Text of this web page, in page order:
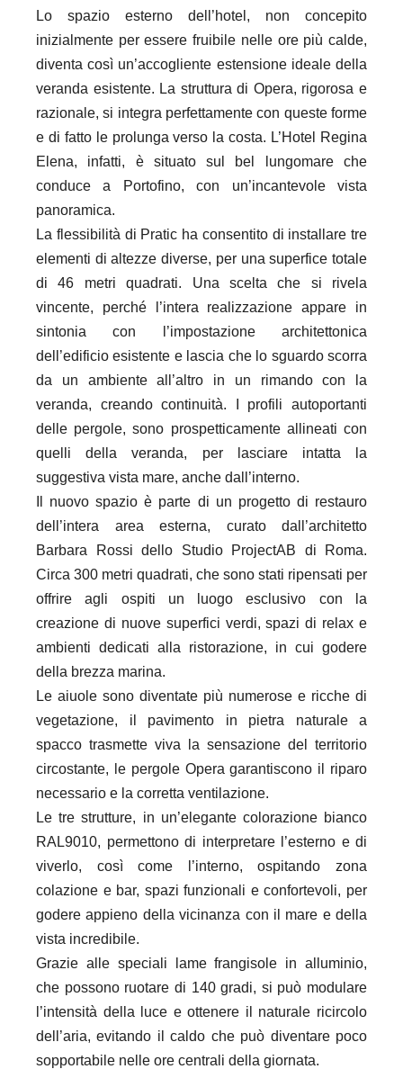
Lo spazio esterno dell’hotel, non concepito
inizialmente per essere fruibile nelle ore più calde,
diventa così un’accogliente estensione ideale della
veranda esistente. La struttura di Opera, rigorosa e
razionale, si integra perfettamente con queste forme
e di fatto le prolunga verso la costa. L’Hotel Regina
Elena, infatti, è situato sul bel lungomare che
conduce a Portofino, con un’incantevole vista
panoramica.
La flessibilità di Pratic ha consentito di installare tre
elementi di altezze diverse, per una superfice totale
di 46 metri quadrati. Una scelta che si rivela
vincente, perché l’intera realizzazione appare in
sintonia con l’impostazione architettonica
dell’edificio esistente e lascia che lo sguardo scorra
da un ambiente all’altro in un rimando con la
veranda, creando continuità. I profili autoportanti
delle pergole, sono prospetticamente allineati con
quelli della veranda, per lasciare intatta la
suggestiva vista mare, anche dall’interno.
Il nuovo spazio è parte di un progetto di restauro
dell’intera area esterna, curato dall’architetto
Barbara Rossi dello Studio ProjectAB di Roma.
Circa 300 metri quadrati, che sono stati ripensati per
offrire agli ospiti un luogo esclusivo con la
creazione di nuove superfici verdi, spazi di relax e
ambienti dedicati alla ristorazione, in cui godere
della brezza marina.
Le aiuole sono diventate più numerose e ricche di
vegetazione, il pavimento in pietra naturale a
spacco trasmette viva la sensazione del territorio
circostante, le pergole Opera garantiscono il riparo
necessario e la corretta ventilazione.
Le tre strutture, in un’elegante colorazione bianco
RAL9010, permettono di interpretare l’esterno e di
viverlo, così come l’interno, ospitando zona
colazione e bar, spazi funzionali e confortevoli, per
godere appieno della vicinanza con il mare e della
vista incredibile.
Grazie alle speciali lame frangisole in alluminio,
che possono ruotare di 140 gradi, si può modulare
l’intensità della luce e ottenere il naturale ricircolo
dell’aria, evitando il caldo che può diventare poco
sopportabile nelle ore centrali della giornata.